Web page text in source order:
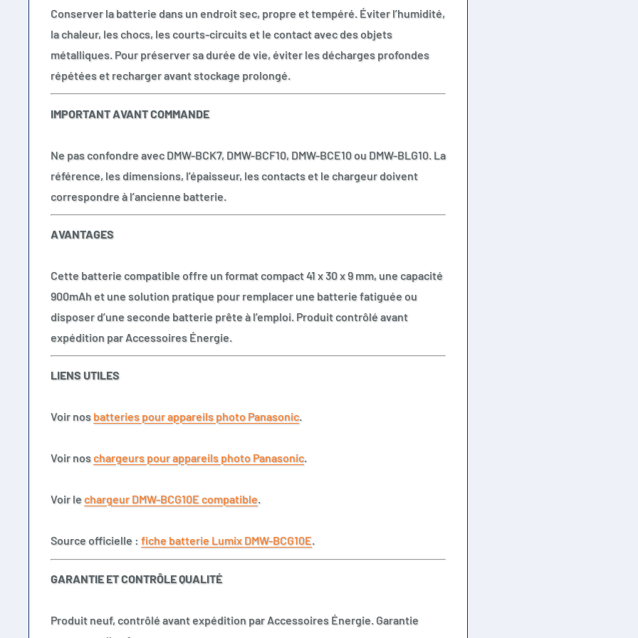
Conserver la batterie dans un endroit sec, propre et tempéré. Éviter l’humidité,
la chaleur, les chocs, les courts-circuits et le contact avec des objets
métalliques. Pour préserver sa durée de vie, éviter les décharges profondes
répétées et recharger avant stockage prolongé.
IMPORTANT AVANT COMMANDE
Ne pas confondre avec DMW-BCK7, DMW-BCF10, DMW-BCE10 ou DMW-BLG10. La
référence, les dimensions, l’épaisseur, les contacts et le chargeur doivent
correspondre à l’ancienne batterie.
AVANTAGES
Cette batterie compatible offre un format compact 41 x 30 x 9 mm, une capacité
900mAh et une solution pratique pour remplacer une batterie fatiguée ou
disposer d’une seconde batterie prête à l’emploi. Produit contrôlé avant
expédition par Accessoires Énergie.
LIENS UTILES
Voir nos batteries pour appareils photo Panasonic.
Voir noschargeurs pour appareils photo Panasonic.
Voir lechargeur DMW-BCG10E compatible.
Source officielle : fiche batterie Lumix DMW-BCG10E.
GARANTIE ET CONTRÔLE QUALITÉ
Produit neuf, contrôlé avant expédition par Accessoires Énergie. Garantie